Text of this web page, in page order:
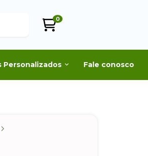
0
Personalizados Fale conosco